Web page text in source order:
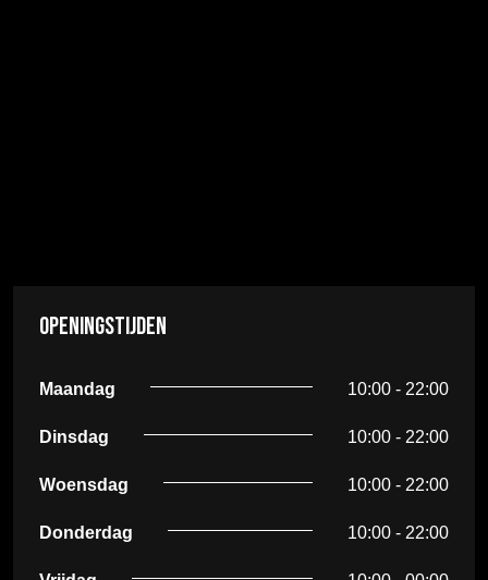
Openingstijden
Maandag 10:00 - 22:00
Dinsdag 10:00 - 22:00
Woensdag 10:00 - 22:00
Donderdag 10:00 - 22:00